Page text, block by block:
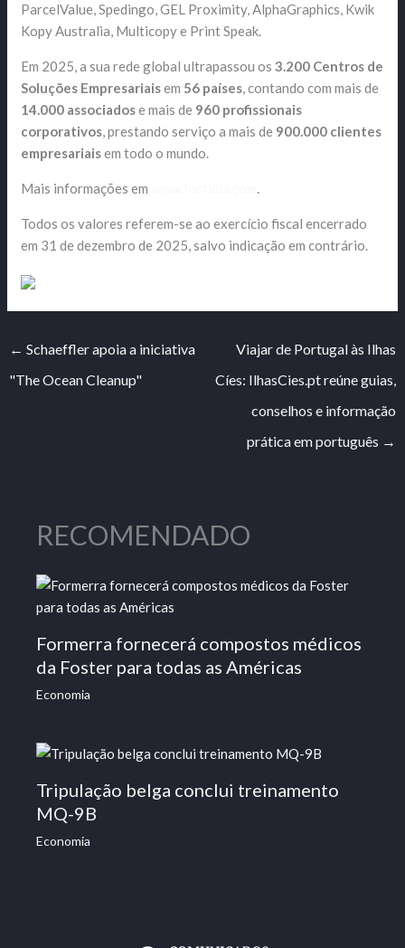
ParcelValue, Spedingo, GEL Proximity, AlphaGraphics, Kwik
Kopy Australia, Multicopy e Print Speak.
Em 2025, a sua rede global ultrapassou os3.200 Centros de
Soluções Empresariaisem 56 países , contando com mais de
14.000 associadose mais de 960 profissionais
corporativos , prestando serviço a mais de 900.000 clientes
empresariaisem todo o mundo.
Mais informações em
Todos os valores referem-se ao exercício fiscal encerrado
em 31 de dezembro de 2025, salvo indicação em contrário.
← Schaeffler apoia a iniciativa
"The Ocean Cleanup"
Viajar de Portugal às Ilhas
Cíes: IlhasCies.pt reúne guias,
conselhos e informação
prática em português →
RECOMENDADO
Formerra fornecerá compostos médicos
da Foster para todas as Américas
Economia
Tripulação belga conclui treinamento
MQ-9B
Economia